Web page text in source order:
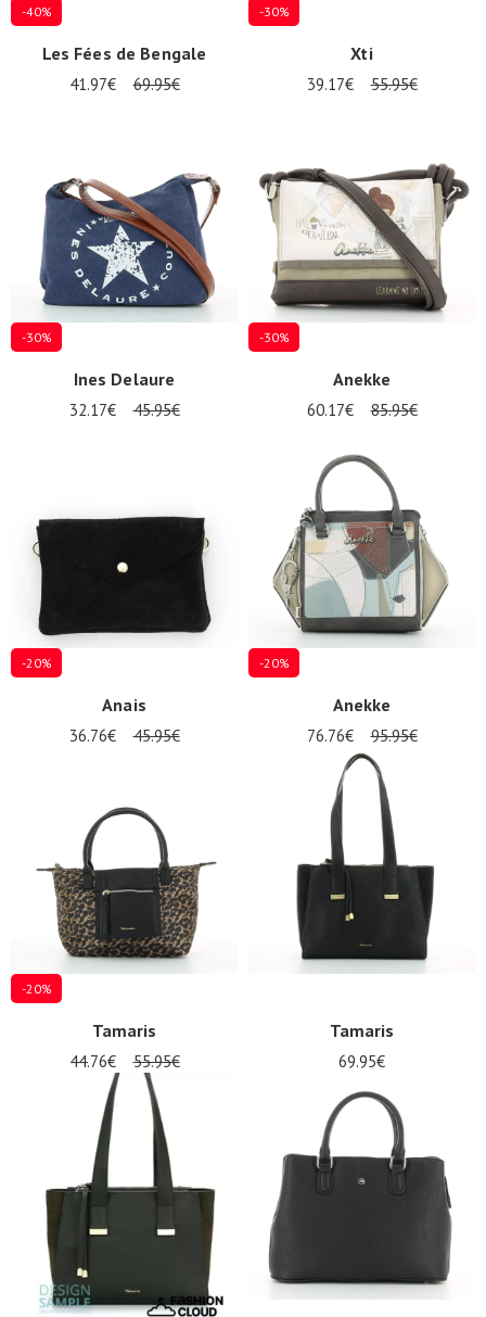
-40%
Les Fées de Bengale
41.97€ 69.95€
-30%
Xti
39.17€ 55.95€
-30%
Ines Delaure
32.17€ 45.95€
-30%
Anekke
60.17€ 85.95€
-20%
Anais
36.76€ 45.95€
-20%
Anekke
76.76€ 95.95€
-20%
Tamaris
44.76€ 55.95€
Tamaris
69.95€